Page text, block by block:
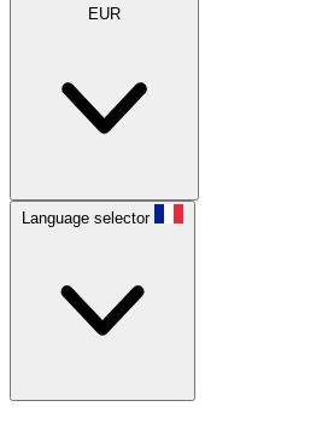
EUR
Language selector